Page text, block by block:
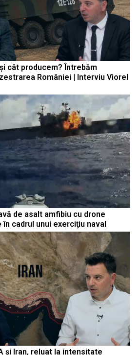
cât producem? Întrebăm
României | Interviu Viorel
de asalt amfibiu cu drone
cadrul unui exerciţiu naval
și Iran, reluat la intensitate